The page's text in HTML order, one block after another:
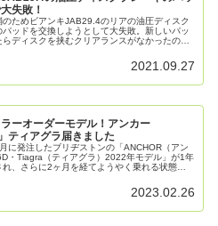
失敗！
のためビアンキJAB29.4のリアの油圧ディスク
パッドを交換しようとして大失敗。新しいパッ
らディスクを挟むクリアランスがなかったの
く利かなくなってしまいました。2021.09.27
ーオーダーモデル！アンカー
ティアグラ届きました
に発注したブリヂストンの「ANCHOR（アン
・Tiagra（ティアグラ）2022年モデル」が1年
、さらに2ヶ月を経てようやく乗れる状態に
2023.02.26